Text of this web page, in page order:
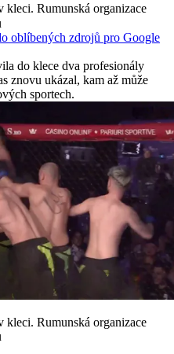
kleci. Rumunská organizace
oblíbených zdrojů pro Google
do klece dva profesionály
znovu ukázal, kam až může
sportech.
kleci. Rumunská organizace